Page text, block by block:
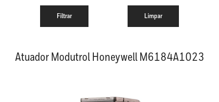
Atuador Modutrol Honeywell M6184A1023